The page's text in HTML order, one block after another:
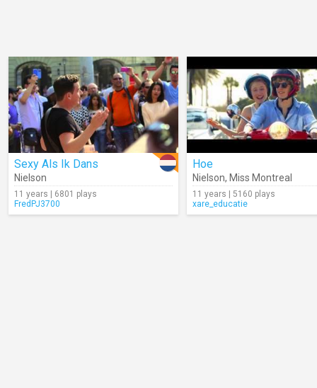
Sexy Als Ik Dans
Nielson
11 years | 6801 plays
FredPJ3700
Hoe
Nielson, Miss Montreal
11 years | 5160 plays
xare_educatie